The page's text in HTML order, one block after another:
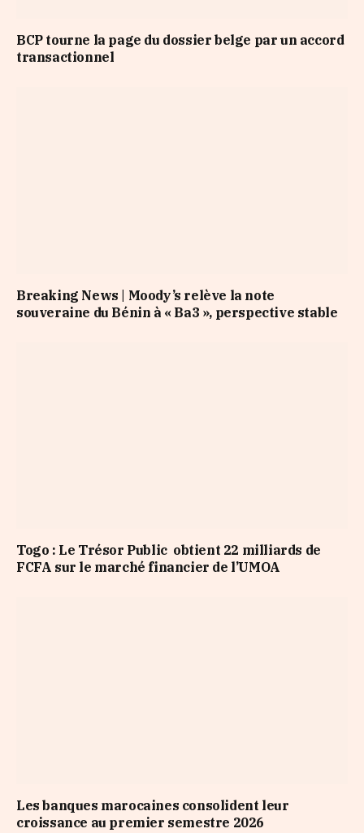
BCP tourne la page du dossier belge par un accord
transactionnel
Breaking News | Moody’s relève la note
souveraine du Bénin à « Ba3 », perspective stable
Togo : Le Trésor Public obtient 22 milliards de
FCFA sur le marché financier de l’UMOA
Les banques marocaines consolident leur
croissance au premier semestre 2026